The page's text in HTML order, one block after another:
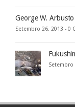
George W. Arbusto
Setembro 26, 2013 - 0
Setembro